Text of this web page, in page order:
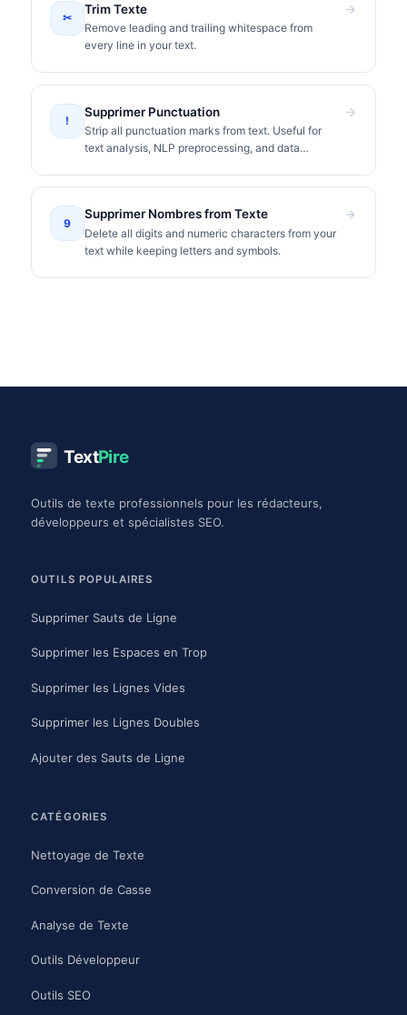
✂
Trim Texte
Remove leading and trailing whitespace from
every line in your text.
!
Supprimer Punctuation
Strip all punctuation marks from text. Useful for
text analysis, NLP preprocessing, and data
9
Supprimer Nombres from Texte
Delete all digits and numeric characters from your
text while keeping letters and symbols.
TextPire
Outils de texte professionnels pour les rédacteurs,
développeurs et spécialistes SEO.
OUTILS POPULAIRES
Supprimer Sauts de Ligne
Supprimer les Espaces en Trop
Supprimer les Lignes Vides
Supprimer les Lignes Doubles
Ajouter des Sauts de Ligne
CATÉGORIES
Nettoyage de Texte
Conversion de Casse
Analyse de Texte
Outils Développeur
Outils SEO